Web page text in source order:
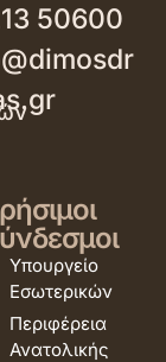
50600
Υπουργείο
Εσωτερικών
Περιφέρεια
Ανατολικής